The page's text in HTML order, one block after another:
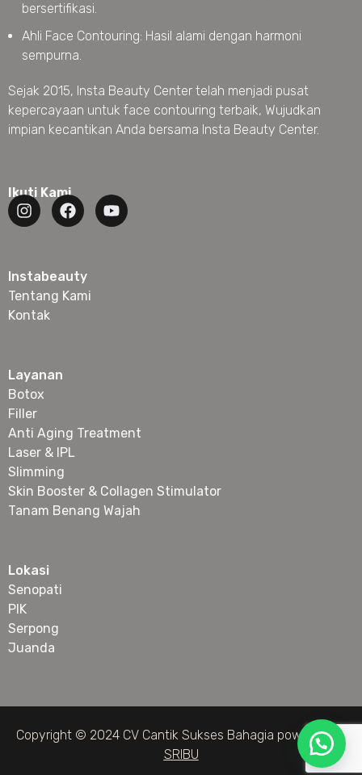
bersertifikasi.
Ahli Face Contouring: Hasil alami dengan harmoni
sempurna.
Sejak 2015, Insta Beauty Center telah menjadi pusat
kepercayaan untuk face contouring terbaik, Wujudkan
impian kecantikan Anda bersama Insta Beauty Center.
Ikuti Kami
Instabeauty
Tentang Kami
Kontak
Layanan
Botox
Filler
Anti Aging Treatment
Laser & IPL
Slimming
Skin Booster & Collagen Stimulator
Tanam Benang Wajah
Lokasi
Senopati
PIK
Serpong
Juanda
Copyright © 2024 CV Cantik Sukses Bahagia powered by
SRIBU